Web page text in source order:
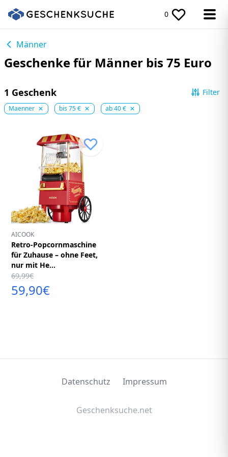
0
Männer
Geschenke für Männer bis 75 Euro
1 Geschenk Filter
Maenner bis 75 € ab 40 €
AICOOK
Retro-Popcornmaschine
für Zuhause – ohne Feet,
nur mit He...
69,99€
59,90€
Datenschutz Impressum
Geschenksuche.net